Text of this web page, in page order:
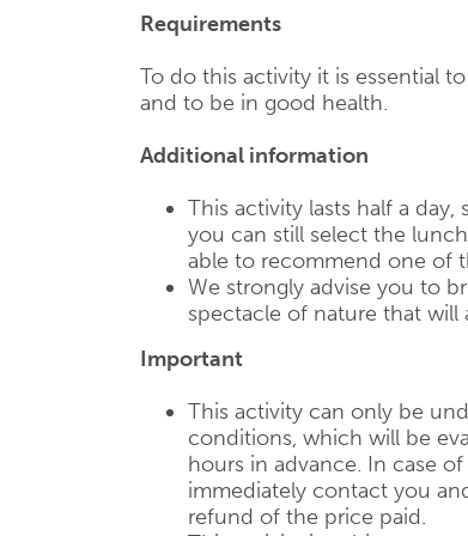
Requirements
To do this activity it is essential
and to be in good health.
Additional information
This activity lasts half a
you can still select the
able to recommend one of
We strongly advise you to
spectacle of nature that will
Important
This activity can only be
conditions, which will be
hours in advance. In case
immediately contact you
refund of the price paid.